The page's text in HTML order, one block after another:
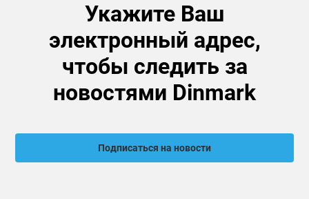
Укажите Ваш
электронный адрес,
чтобы следить за
новостями Dinmark
Подписаться на новости